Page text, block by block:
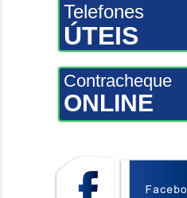
Telefones
ÚTEIS
Contracheque
ONLINE